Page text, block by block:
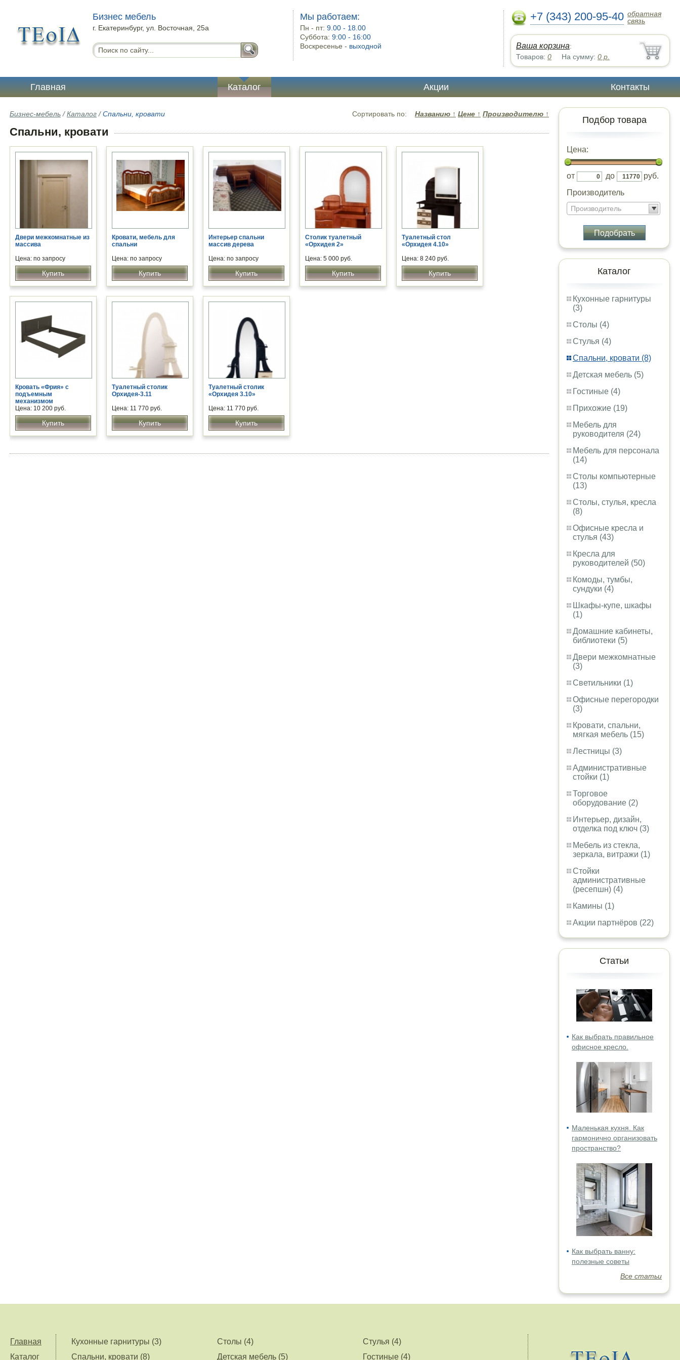
Бизнес мебель
г. Екатеринбург, ул. Восточная, 25а
Мы работаем:
Пн - пт:9.00 - 18.00
Суббота:9:00 - 16:00
Воскресенье - выходной
+7 (343) 200-95-40 обратная
связь
Ваша корзина:
Товаров: 0 На сумму: 0 р.
Главная Каталог Акции Контакты
Подбор товара
Цена:
от до
руб.
Производитель
Производитель
Подобрать
Каталог
Кухонные гарнитуры
(3)
Столы (4)
Стулья (4)
Спальни, кровати (8)
Детская мебель (5)
Гостиные (4)
Прихожие (19)
Мебель для
руководителя (24)
Мебель для персонала
(14)
Столы компьютерные
(13)
Столы, стулья, кресла
(8)
Офисные кресла и
стулья (43)
Кресла для
руководителей (50)
Комоды, тумбы,
сундуки (4)
Шкафы-купе, шкафы
(1)
Домашние кабинеты,
библиотеки (5)
Двери межкомнатные
(3)
Светильники (1)
Офисные перегородки
(3)
Кровати, спальни,
мягкая мебель (15)
Лестницы (3)
Административные
стойки (1)
Торговое
оборудование (2)
Интерьер, дизайн,
отделка под ключ (3)
Мебель из стекла,
зеркала, витражи (1)
Стойки
административные
(ресепшн) (4)
Камины (1)
Акции партнёров (22)
Статьи
Как выбрать правильное
офисное кресло.
Маленькая кухня. Как
гармонично организовать
пространство?
Как выбрать ванну:
полезные советы
Все статьи
Сортировать по: Названию ↑ Цене ↑ Производителю ↑
Бизнес-мебель /Каталог /Спальни, кровати
Спальни, кровати
Двери межкомнатные из
массива
Цена: по запросу
Купить
Кровати, мебель для
спальни
Цена: по запросу
Купить
Интерьер спальни
массив дерева
Цена: по запросу
Купить
Cтолик туалетный
«Орхидея 2»
Цена: 5 000 руб.
Купить
Туалетный стол
«Орхидея 4.10»
Цена: 8 240 руб.
Купить
Кровать «Фрия» с
подъемным
механизмом
Цена: 10 200 руб.
Купить
Туалетный столик
Орхидея-3.11
Цена: 11 770 руб.
Купить
Туалетный столик
«Орхидея 3.10»
Цена: 11 770 руб.
Купить
Главная
Каталог
Кухонные гарнитуры (3) Столы (4)
Стулья (4)
Спальни, кровати (8)
Детская мебель (5) Гостиные (4)